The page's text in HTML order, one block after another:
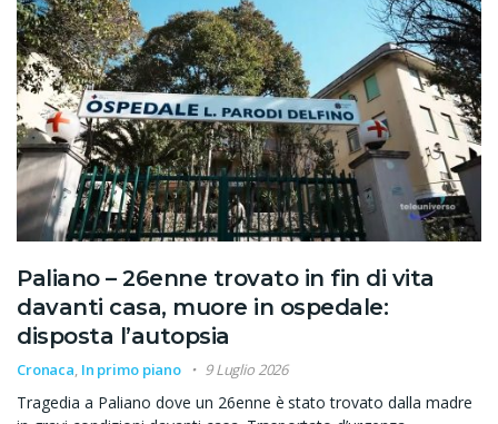
Paliano – 26enne trovato in fin di vita
davanti casa, muore in ospedale:
disposta l’autopsia
Cronaca, In primo piano 9 Luglio 2026
Tragedia a Paliano dove un 26enne è stato trovato dalla madre